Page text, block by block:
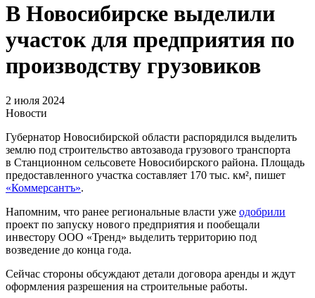
В Новосибирске выделили
участок для предприятия по
производству грузовиков
2 июля 2024
Новости
Губернатор Новосибирской области распорядился выделить
землю под строительство автозавода грузового транспорта
в Станционном сельсовете Новосибирского района. Площадь
предоставленного участка составляет 170 тыс. км², пишет
«Коммерсантъ».
Напомним, что ранее региональные власти уже одобрили
проект по запуску нового предприятия и пообещали
инвестору ООО «Тренд» выделить территорию под
возведение до конца года.
Сейчас стороны обсуждают детали договора аренды и ждут
оформления разрешения на строительные работы.